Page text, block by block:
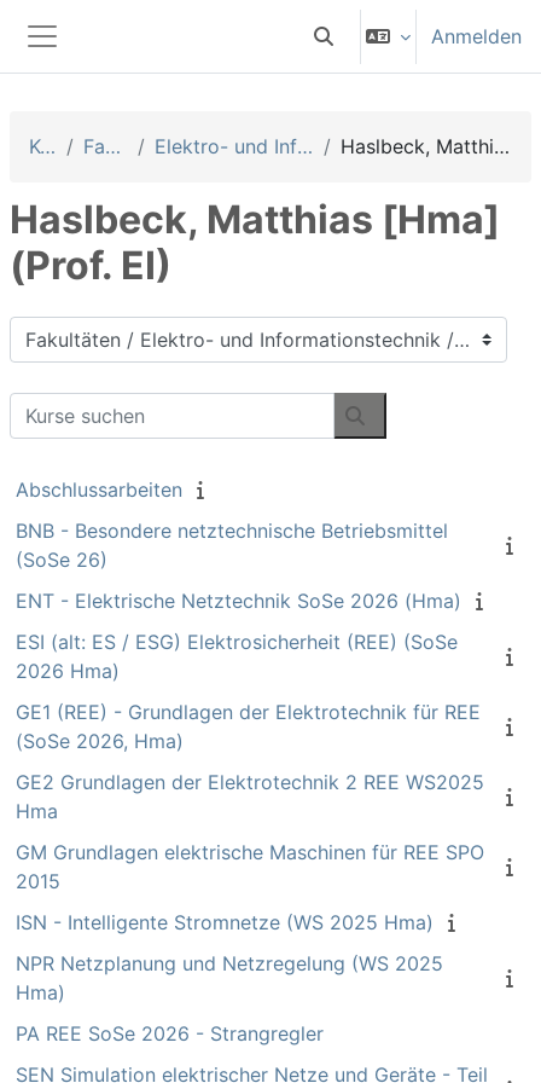
Website-Übersicht
Sucheingabe umschalten
Anmelden
Kurse Fakultäten Elektro- und Informationstechnik Haslbeck, Matthias [Hma] (Prof. EI)
Haslbeck, Matthias [Hma]
(Prof. EI)
Kursbereiche
Kurse suchen
Kurse suchen
Abschlussarbeiten
BNB - Besondere netztechnische Betriebsmittel
(SoSe 26)
ENT - Elektrische Netztechnik SoSe 2026 (Hma)
ESI (alt: ES / ESG) Elektrosicherheit (REE) (SoSe
2026 Hma)
GE1 (REE) - Grundlagen der Elektrotechnik für REE
(SoSe 2026, Hma)
GE2 Grundlagen der Elektrotechnik 2 REE WS2025
Hma
GM Grundlagen elektrische Maschinen für REE SPO
2015
ISN - Intelligente Stromnetze (WS 2025 Hma)
NPR Netzplanung und Netzregelung (WS 2025
Hma)
PA REE SoSe 2026 - Strangregler
SEN Simulation elektrischer Netze und Geräte - Teil